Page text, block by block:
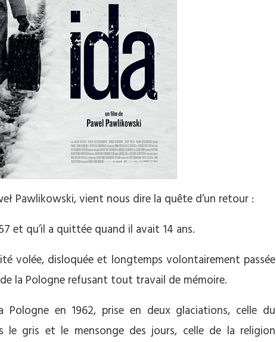
Pawlikowski, vient nous dire la quête d’un retour :
et qu’il a quittée quand il avait 14 ans.
volée, disloquée et longtemps volontairement passée
la Pologne refusant tout travail de mémoire.
Pologne en 1962, prise en deux glaciations, celle du
le gris et le mensonge des jours, celle de la religion